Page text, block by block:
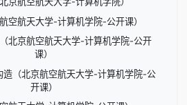
空航天大学-计算机学院-公开课）
北京航空航天大学-计算机学院-公开
课）
造（北京航空航天大学-计算机学院-公
开课）